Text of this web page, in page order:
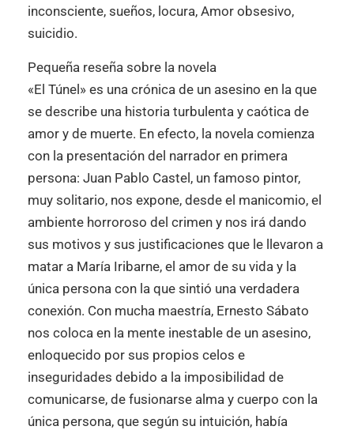
inconsciente, sueños, locura, Amor obsesivo,
suicidio.
Pequeña reseña sobre la novela
«El Túnel» es una crónica de un asesino en la que
se describe una historia turbulenta y caótica de
amor y de muerte. En efecto, la novela comienza
con la presentación del narrador en primera
persona: Juan Pablo Castel, un famoso pintor,
muy solitario, nos expone, desde el manicomio, el
ambiente horroroso del crimen y nos irá dando
sus motivos y sus justificaciones que le llevaron a
matar a María Iribarne, el amor de su vida y la
única persona con la que sintió una verdadera
conexión. Con mucha maestría, Ernesto Sábato
nos coloca en la mente inestable de un asesino,
enloquecido por sus propios celos e
inseguridades debido a la imposibilidad de
comunicarse, de fusionarse alma y cuerpo con la
única persona, que según su intuición, había